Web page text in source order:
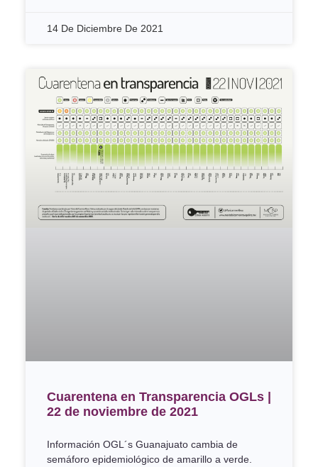
14 De Diciembre De 2021
Cuarentena en Transparencia OGLs |
22 de noviembre de 2021
Información OGL´s Guanajuato cambia de
semáforo epidemiológico de amarillo a verde.